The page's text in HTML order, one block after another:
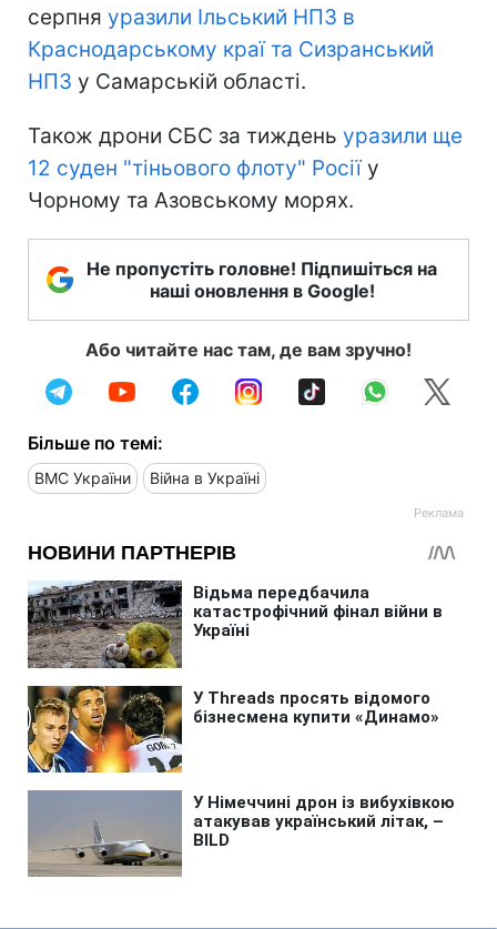
серпня уразили Ільський НПЗ в
Краснодарському краї та Сизранський
НПЗ у Самарській області.
Також дрони СБС за тиждень уразили ще
12 суден "тіньового флоту" Росіїу
Чорному та Азовському морях.
Не пропустіть головне! Підпишіться на
наші оновлення в Google!
Або читайте нас там, де вам зручно!
Більше по темі:
ВМС України Війна в Україні